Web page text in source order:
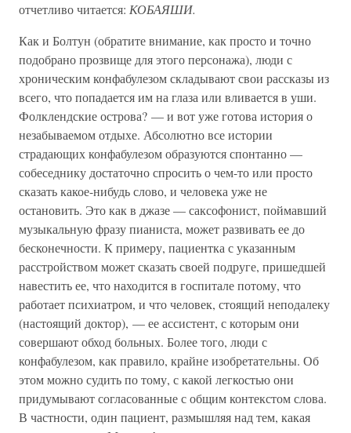
отчетливо читается: КОБАЯШИ.
Как и Болтун (обратите внимание, как просто и точно
подобрано прозвище для этого персонажа), люди с
хроническим конфабулезом складывают свои рассказы из
всего, что попадается им на глаза или вливается в уши.
Фолклендские острова? — и вот уже готова история о
незабываемом отдыхе. Абсолютно все истории
страдающих конфабулезом образуются спонтанно —
собеседнику достаточно спросить о чем-то или просто
сказать какое-нибудь слово, и человека уже не
остановить. Это как в джазе — саксофонист, поймавший
музыкальную фразу пианиста, может развивать ее до
бесконечности. К примеру, пациентка с указанным
расстройством может сказать своей подруге, пришедшей
навестить ее, что находится в госпитале потому, что
работает психиатром, и что человек, стоящий неподалеку
(настоящий доктор), — ее ассистент, с которым они
совершают обход больных. Более того, люди с
конфабулезом, как правило, крайне изобретательны. Об
этом можно судить по тому, с какой легкостью они
придумывают согласованные с общим контекстом слова.
В частности, один пациент, размышляя над тем, какая